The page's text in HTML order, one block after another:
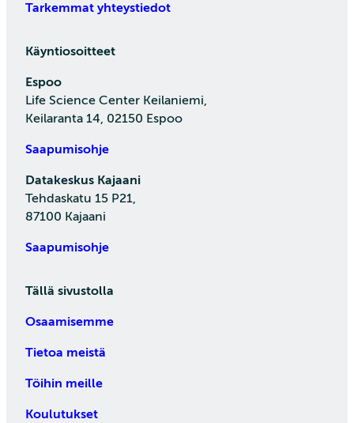
Tarkemmat yhteystiedot
Käyntiosoitteet
Espoo
Life Science Center Keilaniemi,
Keilaranta 14, 02150 Espoo
Saapumisohje
Datakeskus Kajaani
Tehdaskatu 15 P21,
87100 Kajaani
Saapumisohje
Tällä sivustolla
Osaamisemme
Tietoa meistä
Töihin meille
Koulutukset